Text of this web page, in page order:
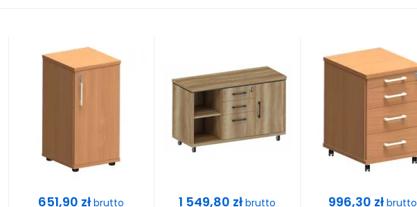
Cena
651,90 złbrutto Cena
1 549,80 zł brutto Cena
996,30 złbrutto